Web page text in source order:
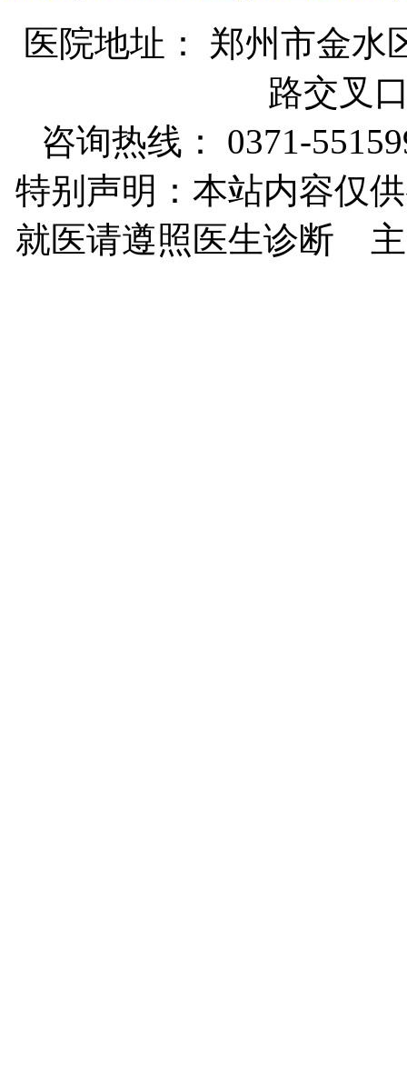
医院地址： 郑州市金水
路交叉
咨询热线： 0371-
特别声明：本站内容仅
就医请遵照医生诊断